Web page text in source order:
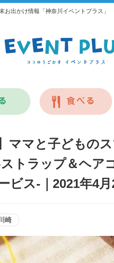
お出かけ情報「神奈川イベントプラス」
ママと子どもの
トラップ＆ヘア
ビス-｜2021年4
崎